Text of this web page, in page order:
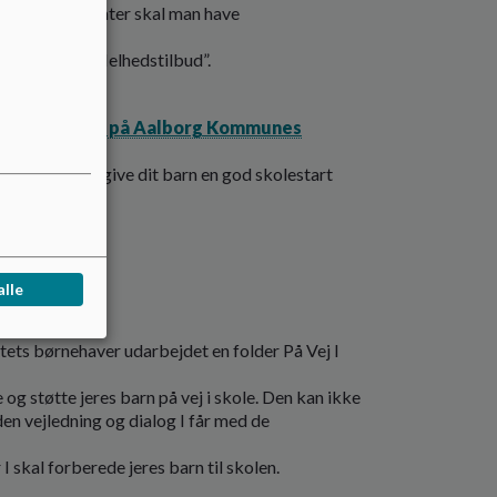
skal man have
eller ”Helhedstilbud”.
tidspunkt på Aalborg Kommunes
os til at give dit barn en god skolestart
børnehaver udarbejdet en folder På Vej I
støtte jeres barn på vej i skole. Den kan ikke
vejledning og dialog I får med de
I skal forberede jeres barn til skolen.